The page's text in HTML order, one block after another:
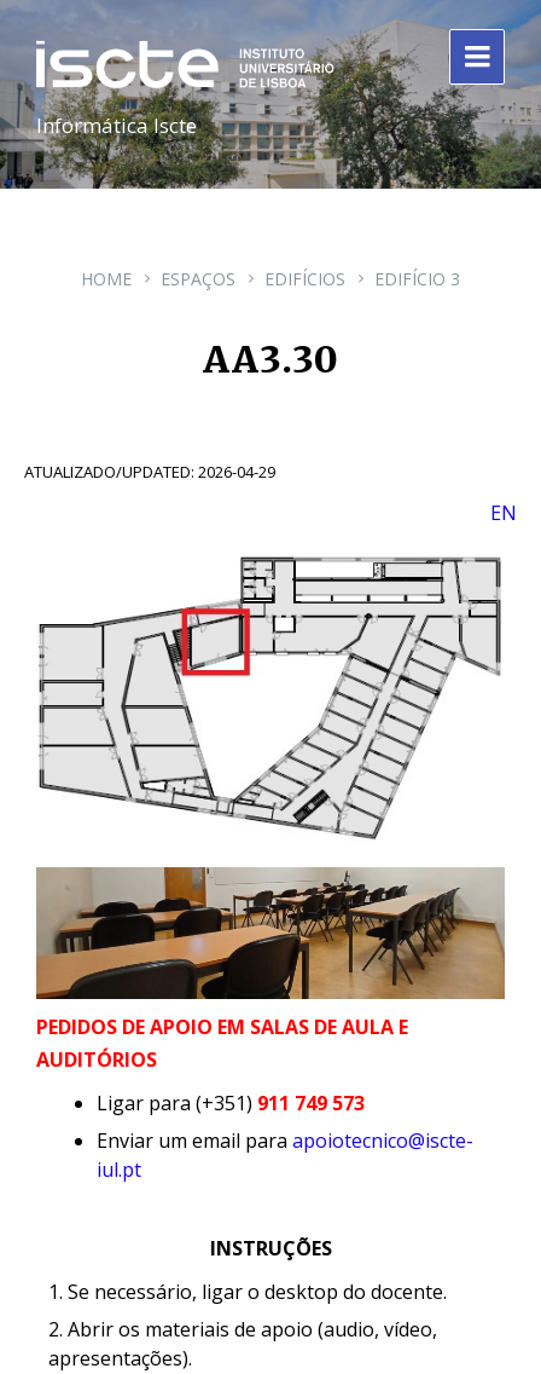
Informática Iscte
HOME ESPAÇOS EDIFÍCIOS EDIFÍCIO 3
AA3.30
ATUALIZADO/UPDATED: 2026-04-29
EN
PEDIDOS DE APOIO EM SALAS DE AULA E
AUDITÓRIOS
Ligar para (+351) 911 749 573
Enviar um email para apoiotecnico@iscte-
iul.pt
INSTRUÇÕES
Se necessário, ligar o desktop do docente.
Abrir os materiais de apoio (audio, vídeo,
apresentações).